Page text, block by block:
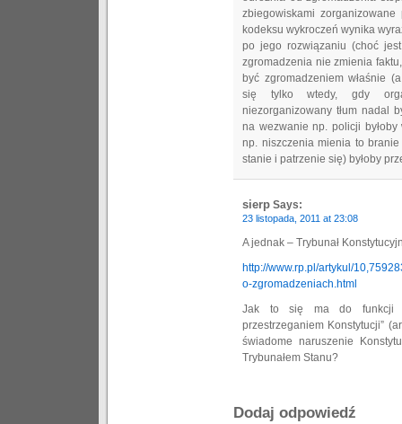
zbiegowiskami
kodeksu wykroczeń wynika
po jego rozwiązaniu (choć
zgromadzenia nie zmienia
być zgromadzeniem właśnie
się tylko wtedy, gdy
niezorganizowany tłum nadal
na wezwanie np. policji byłoby
np. niszczenia mienia to
stanie i patrzenie się) byłoby
sierp Says:
23 listopada, 2011 at 23:08
A jednak – Trybunał
http://www.rp.pl/artykul/
o-zgromadzeniach.html
Jak to się ma do funkcji
przestrzeganiem Konstytucji”
świadome naruszenie
Trybunałem Stanu?
Dodaj odpowiedź